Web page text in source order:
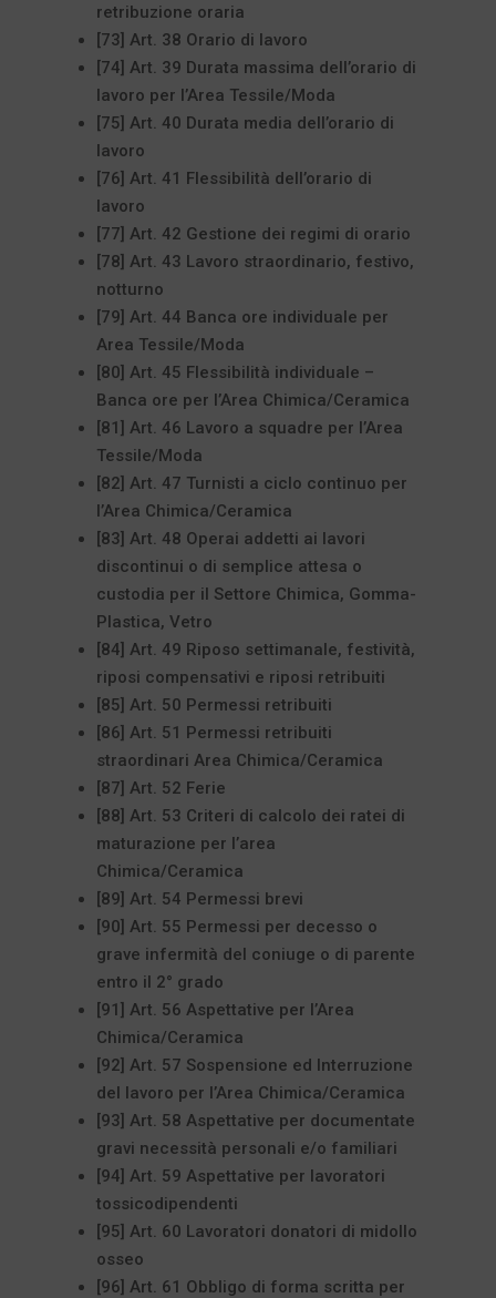
retribuzione oraria
[73] Art. 38 Orario di lavoro
[74] Art. 39 Durata massima dell’orario di
lavoro per l’Area Tessile/Moda
[75] Art. 40 Durata media dell’orario di
lavoro
[76] Art. 41 Flessibilità dell’orario di
lavoro
[77] Art. 42 Gestione dei regimi di orario
[78] Art. 43 Lavoro straordinario, festivo,
notturno
[79] Art. 44 Banca ore individuale per
Area Tessile/Moda
[80] Art. 45 Flessibilità individuale –
Banca ore per l’Area Chimica/Ceramica
[81] Art. 46 Lavoro a squadre per l’Area
Tessile/Moda
[82] Art. 47 Turnisti a ciclo continuo per
l’Area Chimica/Ceramica
[83] Art. 48 Operai addetti ai lavori
discontinui o di semplice attesa o
custodia per il Settore Chimica, Gomma-
Plastica, Vetro
[84] Art. 49 Riposo settimanale, festività,
riposi compensativi e riposi retribuiti
[85] Art. 50 Permessi retribuiti
[86] Art. 51 Permessi retribuiti
straordinari Area Chimica/Ceramica
[87] Art. 52 Ferie
[88] Art. 53 Criteri di calcolo dei ratei di
maturazione per l’area
Chimica/Ceramica
[89] Art. 54 Permessi brevi
[90] Art. 55 Permessi per decesso o
grave infermità del coniuge o di parente
entro il 2° grado
[91] Art. 56 Aspettative per l’Area
Chimica/Ceramica
[92] Art. 57 Sospensione ed Interruzione
del lavoro per l’Area Chimica/Ceramica
[93] Art. 58 Aspettative per documentate
gravi necessità personali e/o familiari
[94] Art. 59 Aspettative per lavoratori
tossicodipendenti
[95] Art. 60 Lavoratori donatori di midollo
osseo
[96] Art. 61 Obbligo di forma scritta per